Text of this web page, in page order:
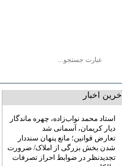
آخرین اخبار
استاد محمد نواب‌زاده، چهره ماندگار
دیار کریمان، آسمانی شد
تعارض قوانین؛ مانع پنهان سنددار
شدن بخش بزرگی از املاک/ ضرورت
تجدیدنظر در ضوابط احراز تصرفات